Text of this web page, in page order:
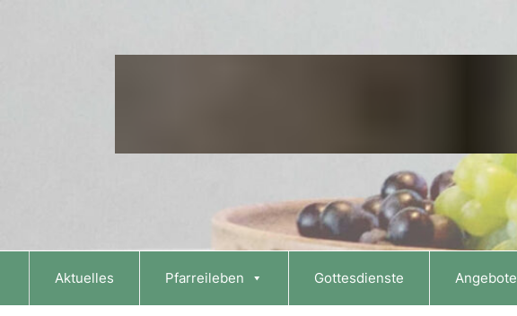
Aktuelles Pfarreileben Gottesdienste Angebote